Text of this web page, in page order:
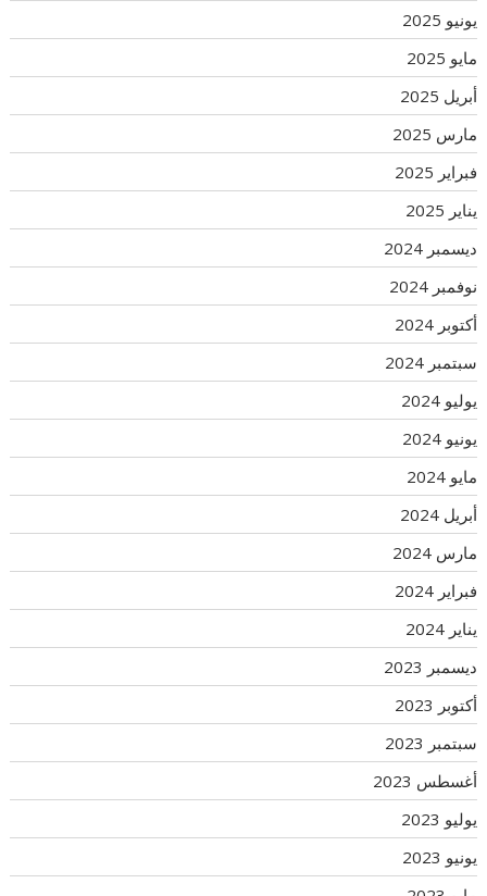
يونيو 2025
مايو 2025
أبريل 2025
مارس 2025
فبراير 2025
يناير 2025
ديسمبر 2024
نوفمبر 2024
أكتوبر 2024
سبتمبر 2024
يوليو 2024
يونيو 2024
مايو 2024
أبريل 2024
مارس 2024
فبراير 2024
يناير 2024
ديسمبر 2023
أكتوبر 2023
سبتمبر 2023
أغسطس 2023
يوليو 2023
يونيو 2023